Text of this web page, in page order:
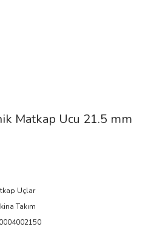
Matkap Ucu 21.5 mm
Uçlar
Takım